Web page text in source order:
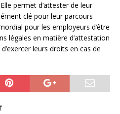
permet d’attester de leur
clé pour leur parcours
pour les employeurs d’être
légales en matière d’attestation
leurs droits en cas de